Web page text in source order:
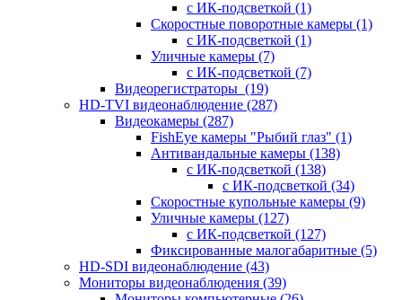
с ИК-подсветкой (1)
Скоростные поворотные камеры (1)
с ИК-подсветкой (1)
Уличные камеры (7)
с ИК-подсветкой (7)
Видеорегистраторы (19)
HD-TVI видеонаблюдение (287)
Видеокамеры (287)
FishEye камеры "Рыбий глаз" (1)
Антивандальные камеры (138)
с ИК-подсветкой (138)
с ИК-подсветкой (34)
Скоростные купольные камеры (9)
Уличные камеры (127)
с ИК-подсветкой (127)
Фиксированные малогабаритные (5)
HD-SDI видеонаблюдение (43)
Мониторы видеонаблюдения (39)